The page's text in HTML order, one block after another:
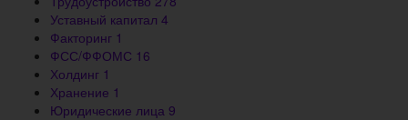
Уставный капитал 4
Факторинг 1
ФСС/ФФОМС 16
Холдинг 1
Хранение 1
Юридические лица 9